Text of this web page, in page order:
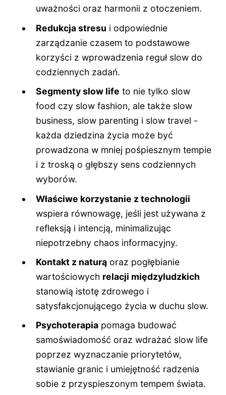
uważności oraz harmonii z otoczeniem.
Redukcja stresu i odpowiednie
zarządzanie czasem to podstawowe
korzyści z wprowadzenia reguł slow do
codziennych zadań.
Segmenty slow life to nie tylko slow
food czy slow fashion, ale także slow
business, slow parenting i slow travel -
każda dziedzina życia może być
prowadzona w mniej pośpiesznym tempie
i z troską o głębszy sens codziennych
wyborów.
Właściwe korzystanie z technologii
wspiera równowagę, jeśli jest używana z
refleksją i intencją, minimalizując
niepotrzebny chaos informacyjny.
Kontakt z naturą oraz pogłębianie
wartościowych relacji międzyludzkich
stanowią istotę zdrowego i
satysfakcjonującego życia w duchu slow.
Psychoterapia pomaga budować
samoświadomość oraz wdrażać slow life
poprzez wyznaczanie priorytetów,
stawianie granic i umiejętność radzenia
sobie z przyspieszonym tempem świata.